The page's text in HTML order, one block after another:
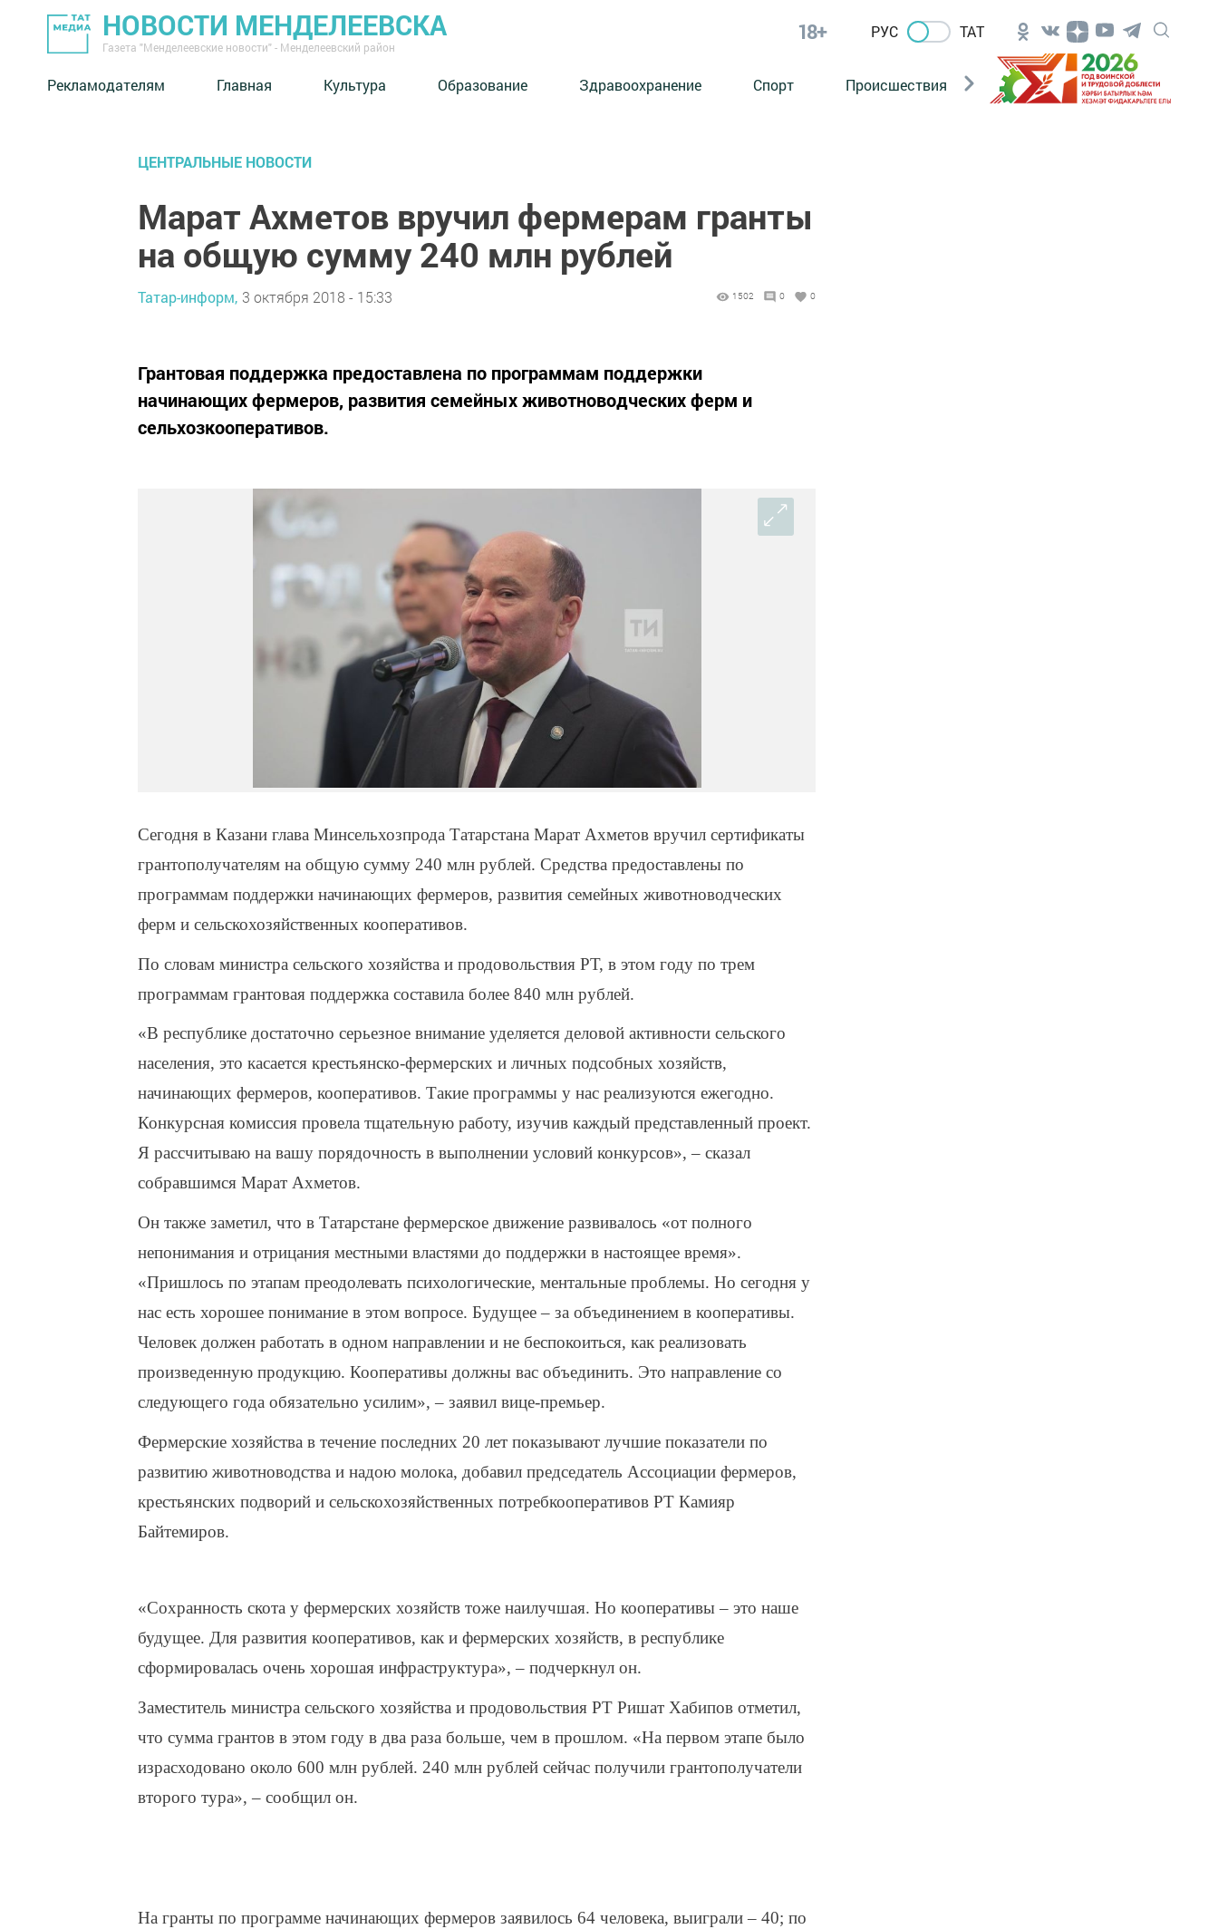
НОВОСТИ МЕНДЕЛЕЕВСКА
Газета "Менделеевские новости" - Менделеевский район
18+ РУС ТАТ
Рекламодателям Главная Культура Образование Здравоохранение Спорт Происшествия Новости Госавтоинспекции
ЦЕНТРАЛЬНЫЕ НОВОСТИ
Марат Ахметов вручил фермерам гранты
на общую сумму 240 млн рублей
Татар-информ, 3 октября 2018 - 15:33 1502 0 0
Грантовая поддержка предоставлена по программам поддержки
начинающих фермеров, развития семейных животноводческих ферм и
сельхозкооперативов.
Сегодня в Казани глава Минсельхозпрода Татарстана Марат Ахметов вручил сертификаты
грантополучателям на общую сумму 240 млн рублей. Средства предоставлены по
программам поддержки начинающих фермеров, развития семейных животноводческих
ферм и сельскохозяйственных кооперативов.
По словам министра сельского хозяйства и продовольствия РТ, в этом году по трем
программам грантовая поддержка составила более 840 млн рублей.
«В республике достаточно серьезное внимание уделяется деловой активности сельского
населения, это касается крестьянско-фермерских и личных подсобных хозяйств,
начинающих фермеров, кооперативов. Такие программы у нас реализуются ежегодно.
Конкурсная комиссия провела тщательную работу, изучив каждый представленный проект.
Я рассчитываю на вашу порядочность в выполнении условий конкурсов», – сказал
собравшимся Марат Ахметов.
Он также заметил, что в Татарстане фермерское движение развивалось «от полного
непонимания и отрицания местными властями до поддержки в настоящее время».
«Пришлось по этапам преодолевать психологические, ментальные проблемы. Но сегодня у
нас есть хорошее понимание в этом вопросе. Будущее – за объединением в кооперативы.
Человек должен работать в одном направлении и не беспокоиться, как реализовать
произведенную продукцию. Кооперативы должны вас объединить. Это направление со
следующего года обязательно усилим», – заявил вице-премьер.
Фермерские хозяйства в течение последних 20 лет показывают лучшие показатели по
развитию животноводства и надою молока, добавил председатель Ассоциации фермеров,
крестьянских подворий и сельскохозяйственных потребкооперативов РТ Камияр
Байтемиров.
«Сохранность скота у фермерских хозяйств тоже наилучшая. Но кооперативы – это наше
будущее. Для развития кооперативов, как и фермерских хозяйств, в республике
сформировалась очень хорошая инфраструктура», – подчеркнул он.
Заместитель министра сельского хозяйства и продовольствия РТ Ришат Хабипов отметил,
что сумма грантов в этом году в два раза больше, чем в прошлом. «На первом этапе было
израсходовано около 600 млн рублей. 240 млн рублей сейчас получили грантополучатели
второго тура», – сообщил он.
На гранты по программе начинающих фермеров заявилось 64 человека, выиграли – 40; по